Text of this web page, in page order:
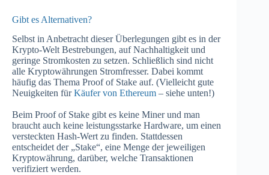
Gibt es Alternativen?
Selbst in Anbetracht dieser Überlegungen gibt es in der
Krypto-Welt Bestrebungen, auf Nachhaltigkeit und
geringe Stromkosten zu setzen. Schließlich sind nicht
alle Kryptowährungen Stromfresser. Dabei kommt
häufig das Thema Proof of Stake auf. (Vielleicht gute
Neuigkeiten fürKäufer von Ethereum – siehe unten!)
Beim Proof of Stake gibt es keine Miner und man
braucht auch keine leistungsstarke Hardware, um einen
versteckten Hash-Wert zu finden. Stattdessen
entscheidet der „Stake“, eine Menge der jeweiligen
Kryptowährung, darüber, welche Transaktionen
verifiziert werden.